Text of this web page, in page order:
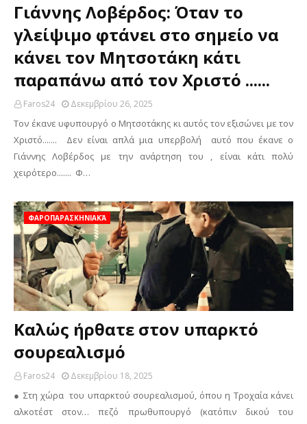
Γιάννης Λοβέρδος: Όταν το
γλείψιμο φτάνει στο σημείο να
κάνει τον Μητσοτάκη κάτι
παραπάνω από τον Χριστό ......
Faros24 Δεκεμβρίου 26, 2025
Τον έκανε υφυπουργό ο Μητσοτάκης κι αυτός τον εξισώνει με τον
Χριστό....... Δεν είναι απλά μια υπερβολή αυτό που έκανε ο
Γιάννης Λοβέρδος με την ανάρτηση του , είναι κάτι πολύ
χειρότερο....... Φ…
ΦΑΡΟΠΑΡΑΣΚΗΝΙΑΚΆ
Καλώς ήρθατε στον υπαρκτό
σουρεαλισμό
Faros24 Δεκεμβρίου 18, 2025
● Στη χώρα του υπαρκτού σουρεαλισμού, όπου η Τροχαία κάνει
αλκοτέστ στον… πεζό πρωθυπουργό (κατόπιν δικού του